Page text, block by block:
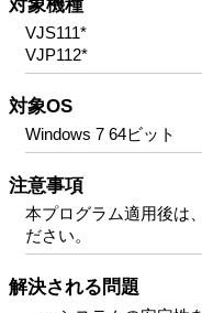
対象機種
VJS111*
VJP112*
対象OS
Windows 7 64ビット
注意事項
本プログラム適用後は
ださい。
解決される問題